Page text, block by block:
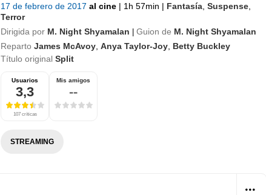
17 de febrero de 2017 al cine | 1h 57min | Fantasía Suspense
Terror
Dirigida por M. Night Shyamalan | Guion de M. Night Shyamalan
Reparto James McAvoy Anya Taylor-Joy Betty Buckley
Título original Split
Usuarios
3,3
107 críticas
Mis amigos
--
STREAMING